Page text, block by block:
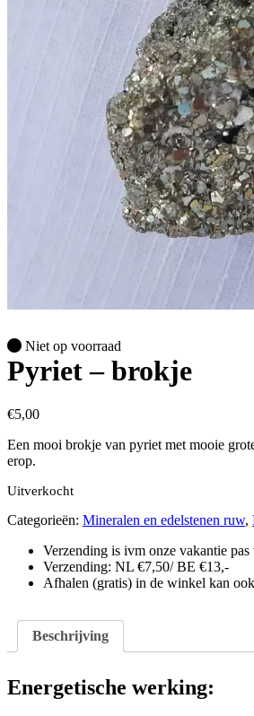
Niet op voorraad
Pyriet – brokje
€5,00
Een mooi brokje van pyriet met mooie
erop.
Uitverkocht
Categorieën: Mineralen en edelstenen ruw,
Verzending is ivm onze vakantie pas
Verzending: NL €7,50/ BE €13,-
Afhalen (gratis) in de winkel kan ook
Beschrijving
Energetische werking: